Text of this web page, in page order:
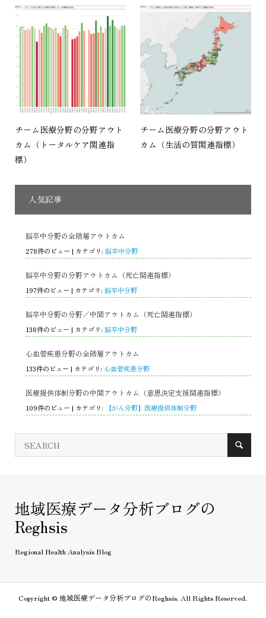
チーム医療分野の分野アウト
カム（トータルケア関連指
標）
チーム医療分野の分野アウト
カム（生活の質関連指標）
人気記事
脳卒中分野の全階層アウトカム
278件のビュー | カテゴリ: 脳卒中分野
脳卒中分野の分野アウトカム（死亡関連指標）
197件のビュー | カテゴリ: 脳卒中分野
脳卒中分野の分野／中間アウトカム（死亡関連指標）
138件のビュー | カテゴリ: 脳卒中分野
心血管疾患分野の全階層アウトカム
133件のビュー | カテゴリ: 心血管疾患分野
医療提供体制分野の中間アウトカム（意思決定支援関連指標）
109件のビュー | カテゴリ: 【がん分野】医療提供体制分野
地域医療データ分析ブログの
Reghsis
Regional Health Analysis Blog
Copyright © 地域医療データ分析ブログのReghsis. All Rights Reserved.